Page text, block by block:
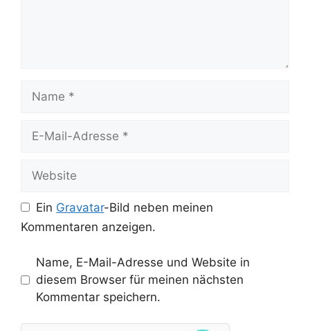
Name
Website
Ein Gravatar-Bild neben meinen
Kommentaren anzeigen.
Name, E-Mail-Adresse und Website in
diesem Browser für meinen nächsten
Kommentar speichern.